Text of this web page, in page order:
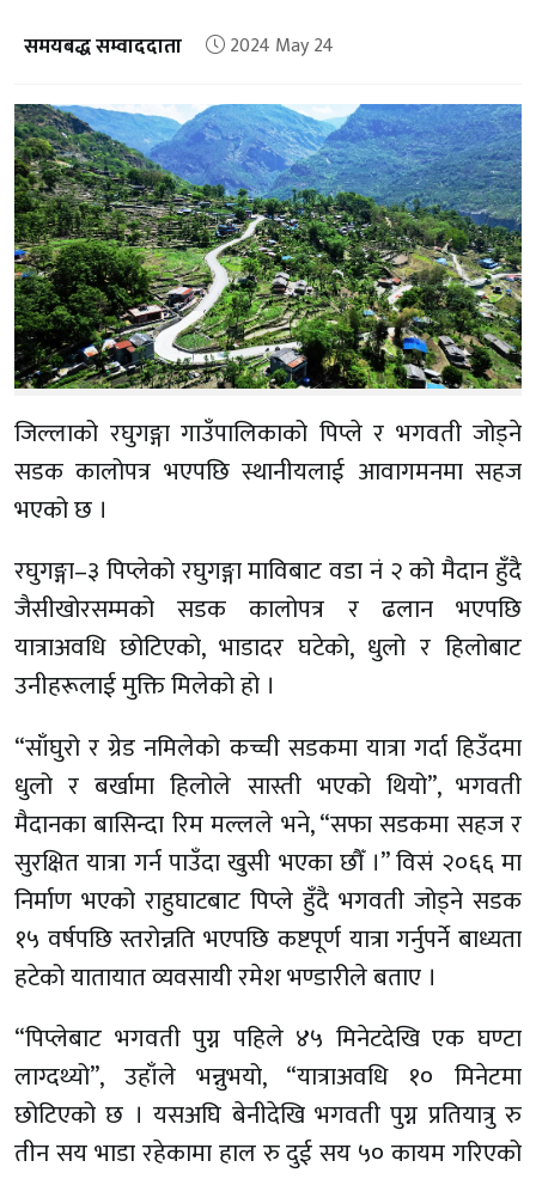
समयबद्ध सम्वाददाता 2024 May 24
जिल्लाको रघुगङ्गा गाउँपालिकाको पिप्ले र भगवती जोड्ने
सडक कालोपत्र भएपछि स्थानीयलाई आवागमनमा सहज
भएको छ ।
रघुगङ्गा–३ पिप्लेको रघुगङ्गा माविबाट वडा नं २ को मैदान हुँदै
जैसीखोरसम्मको सडक कालोपत्र र ढलान भएपछि
यात्राअवधि छोटिएको, भाडादर घटेको, धुलो र हिलोबाट
उनीहरूलाई मुक्ति मिलेको हो ।
“साँघुरो र ग्रेड नमिलेको कच्ची सडकमा यात्रा गर्दा हिउँदमा
धुलो र बर्खामा हिलोले सास्ती भएको थियो”, भगवती
मैदानका बासिन्दा रिम मल्लले भने, “सफा सडकमा सहज र
सुरक्षित यात्रा गर्न पाउँदा खुसी भएका छौँ ।” विसं २०६६ मा
निर्माण भएको राहुघाटबाट पिप्ले हुँदै भगवती जोड्ने सडक
१५ वर्षपछि स्तरोन्नति भएपछि कष्टपूर्ण यात्रा गर्नुपर्ने बाध्यता
हटेको यातायात व्यवसायी रमेश भण्डारीले बताए ।
“पिप्लेबाट भगवती पुग्न पहिले ४५ मिनेटदेखि एक घण्टा
लाग्दथ्यो”, उहाँले भन्नुभयो, “यात्राअवधि १० मिनेटमा
छोटिएको छ । यसअघि बेनीदेखि भगवती पुग्न प्रतियात्रु रु
तीन सय भाडा रहेकामा हाल रु दुई सय ५० कायम गरिएको